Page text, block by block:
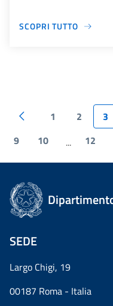
SCOPRI TUTTO
1 2 3
9
10 ... 12
SEDE
Largo Chigi, 19
00187 Roma - Italia